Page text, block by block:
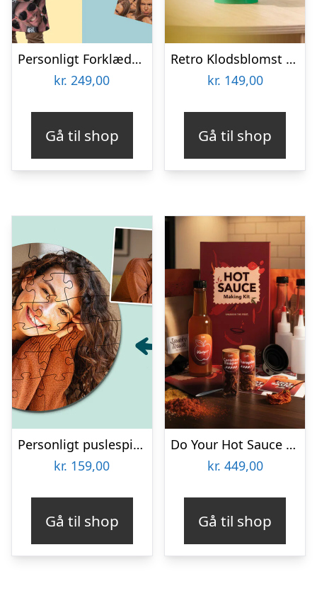
Personligt Forklæde med Billede – Multiface
kr. 249,00
Gå til shop
Retro Klodsblomst – Mellem
kr. 149,00
Gå til shop
Personligt puslespil med Billede – Rundt
kr. 159,00
Gå til shop
Do Your Hot Sauce Gaveæske
kr. 449,00
Gå til shop